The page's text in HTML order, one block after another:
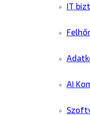
IT
AI